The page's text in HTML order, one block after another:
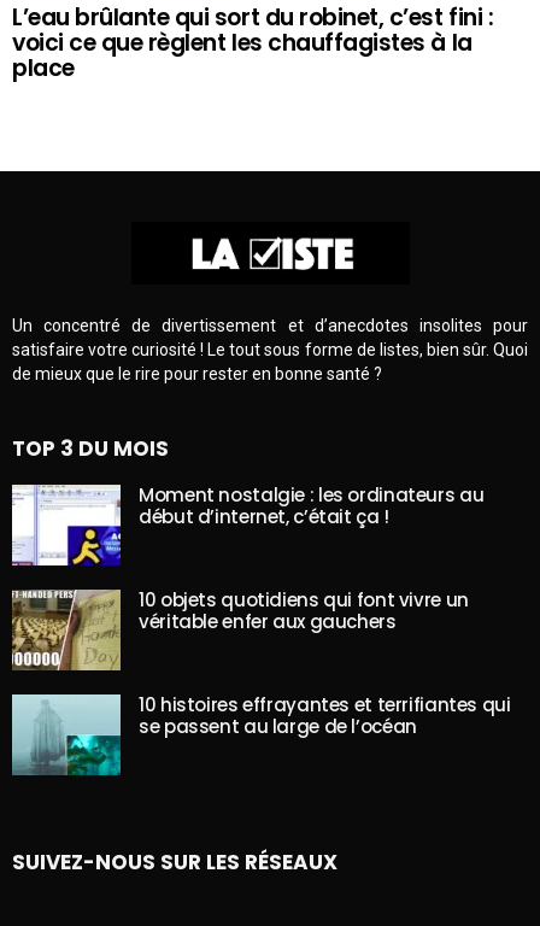
L’eau brûlante qui sort du robinet, c’est fini :
voici ce que règlent les chauffagistes à la
place
Un concentré de divertissement et d’anecdotes insolites pour
satisfaire votre curiosité ! Le tout sous forme de listes, bien sûr. Quoi
de mieux que le rire pour rester en bonne santé ?
TOP 3 DU MOIS
Moment nostalgie : les ordinateurs au
début d’internet, c’était ça !
10 objets quotidiens qui font vivre un
véritable enfer aux gauchers
10 histoires effrayantes et terrifiantes qui
se passent au large de l’océan
SUIVEZ-NOUS SUR LES RÉSEAUX